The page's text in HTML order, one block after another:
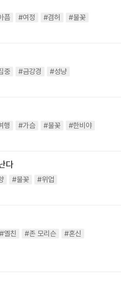
픔 #여정 #겸허 #불꽃
중 #금강경 #성냥
행 #가슴 #불꽃 #한비야
다
#불꽃 #위업
#옐친 #존 모리슨
#혼신